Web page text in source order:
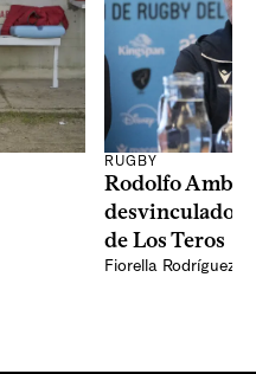
RUGBY
Rodolfo
desvinculado
de Los Teros
Fiorella Rodríguez